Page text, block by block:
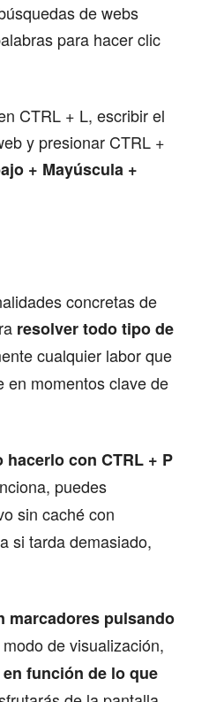
de webs
para hacer clic
CTRL + L, escribir el
y presionar CTRL +
+ Mayúscula +
concretas de
resolver todo tipo de
cualquier labor que
en momentos clave de
con CTRL + P
puedes
sin caché con
si tarda demasiado,
marcadores pulsando
de visualización,
función de lo que